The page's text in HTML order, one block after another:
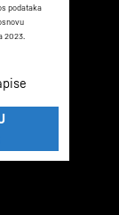
podataka
2023.